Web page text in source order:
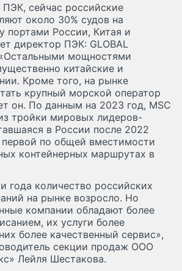
сейчас российские
около 30% судов на
портами России, Китая и
директор ПЭК: GLOBAL
мощностями
китайские и
Кроме того, на рынке
крупный морской оператор
он. По данным на 2023 год, MSC
тройки мировых лидеров-
в России после 2022
по общей вместимости
контейнерных маршрутах в
года количество российских
на рынке возросло. Но
компании обладают более
их услуги более
более качественный сервис»,
секции продаж ООО
Лейля Шестакова.